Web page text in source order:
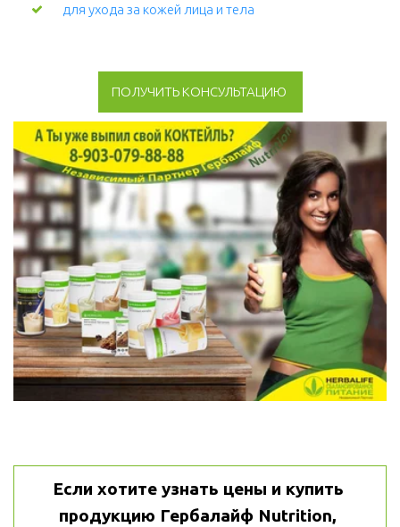
для ухода за кожей лица и тела
ПОЛУЧИТЬ КОНСУЛЬТАЦИЮ
Если хотите узнать цены и купить
продукцию Гербалайф Nutrition,